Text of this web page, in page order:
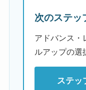
次のステッ
アドバンス・
ルアップの選
ステッ